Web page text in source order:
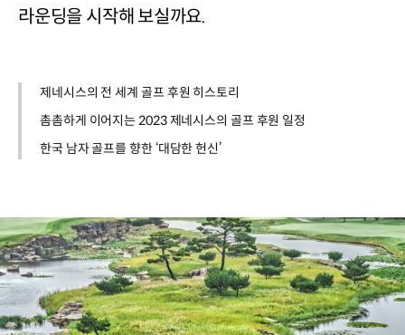
라운딩을 시작해 보실까요.
제네시스의 전 세계 골프 후원 히스토리
촘촘하게 이어지는 2023 제네시스의 골프 후원 일정
한국 남자 골프를 향한 ‘대담한 헌신’